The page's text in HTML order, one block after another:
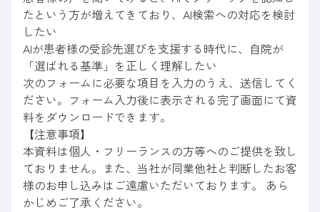
たという方が増えてきており、AI検索への対応を検討
したい
AIが患者様の受診先選びを支援する時代に、自院が
「選ばれる基準」を正しく理解したい
次のフォームに必要な項目を入力のうえ、送信してく
ださい。フォーム入力後に表示される完了画面にて資
料をダウンロードできます。
【注意事項】
本資料は個人・フリーランスの方等へのご提供を致し
ておりません。また、当社が同業他社と判断したお客
様のお申し込みはご遠慮いただいております。 あら
かじめご了承ください。